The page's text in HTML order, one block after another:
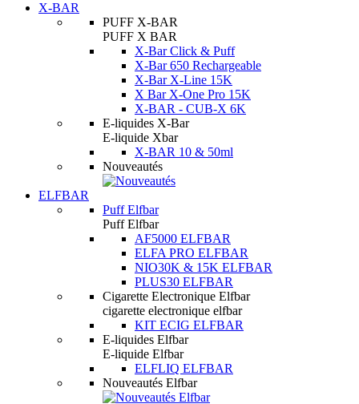
X-BAR
PUFF X-BAR
PUFF X BAR
X-Bar Click & Puff
X-Bar 650 Rechargeable
X-Bar X-Line 15K
X Bar X-One Pro 15K
X-BAR - CUB-X 6K
E-liquides X-Bar
E-liquide Xbar
X-BAR 10 & 50ml
Nouveautés
ELFBAR
Puff Elfbar
Puff Elfbar
AF5000 ELFBAR
ELFA PRO ELFBAR
NIO30K & 15K ELFBAR
PLUS30 ELFBAR
Cigarette Electronique Elfbar
cigarette electronique elfbar
KIT ECIG ELFBAR
E-liquides Elfbar
E-liquide Elfbar
ELFLIQ ELFBAR
Nouveautés Elfbar